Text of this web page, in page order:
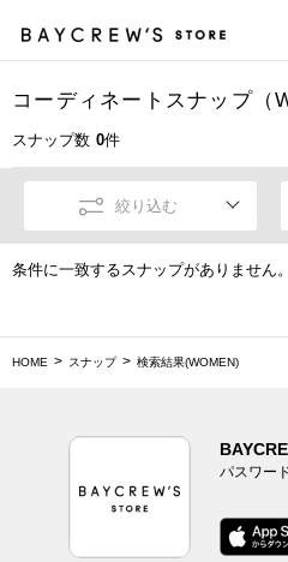
コーディネートスナップ（
スナップ数 0件
絞り込む
条件に一致するスナップがありません。
HOME スナップ 検索結果(WOMEN)
パスワー